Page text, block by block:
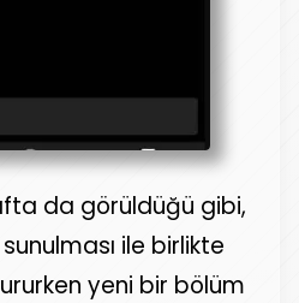
da görüldüğü gibi,
ile birlikte
yeni bir bölüm